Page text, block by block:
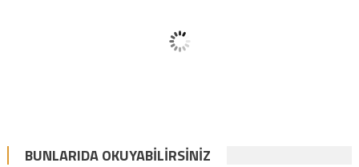
BUNLARIDA OKUYABILIRSINIZ